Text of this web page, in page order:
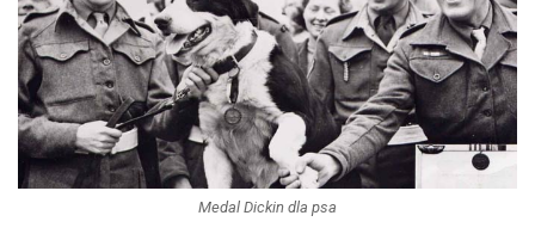
Medal Dickin dla psa